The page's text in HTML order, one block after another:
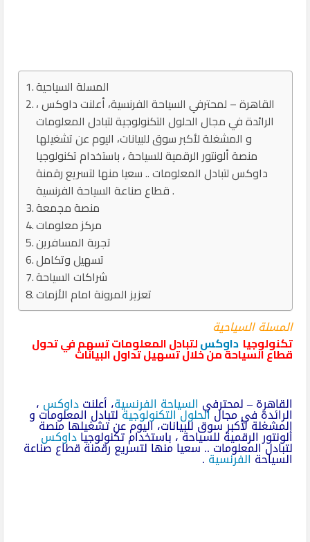
المسلة السياحية
القاهرة – لمحترفي السياحة الفرنسية، أعلنت داوكس ،
الرائدة في مجال الحلول التكنولوجية لتبادل المعلومات
و المشغلة لأكبر سوق للبيانات، اليوم عن تشغيلها
منصة ألونتور الرقمية للسياحة ، باستخدام تكنولوجيا
داوكس لتبادل المعلومات .. سعيا منها لتسريع رقمنة
قطاع صناعة السياحة الفرنسية .
مركز معلومات
تجربة المسافرين
تسهيل وتكامل
شراكات السياحة
تعزيز المرونة امام الأزمات
المسلة السياحية
تكنولوجياداوكسلتبادل المعلومات تسهم في تحول
قطاع السياحة من خلال تسهيل تداول البيانات
القاهرة – لمحترفي السياحة الفرنسية، أعلنتداوكس ،
الرائدة في مجالالحلول التكنولوجيةلتبادل المعلومات و
المشغلة لأكبر سوق للبيانات، اليوم عن تشغيلها منصة
ألونتور الرقمية للسياحة ، باستخدام تكنولوجياداوكس
لتبادل المعلومات .. سعيا منها لتسريع رقمنة قطاع صناعة
السياحةالفرنسية.